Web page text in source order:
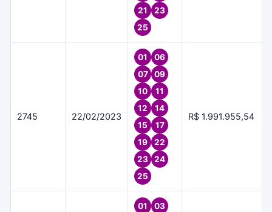
21
23
25
2745 22/02/2023
01
06
07
09
10
11
12
14
15
17
19
22
23
24
25
R$ 1.991.955,54
01
03